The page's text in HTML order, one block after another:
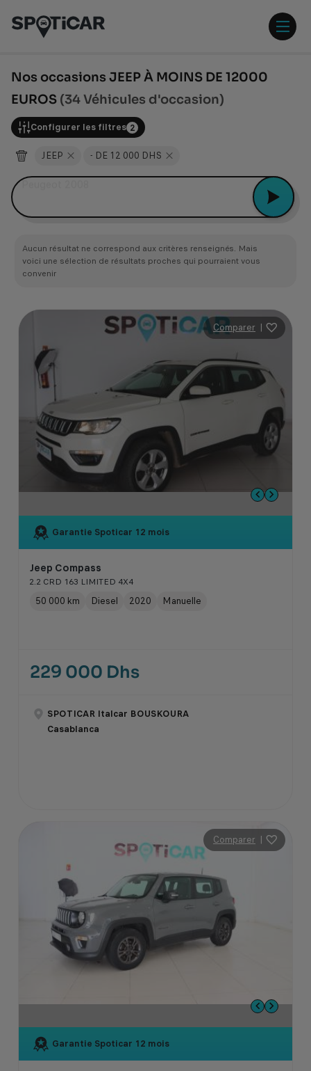
contenu
pied
Nos occasions JEEP À MOINS DE 12000
EUROS (34 Véhicules d'occasion)
Configurer les filtres 2
JEEP - DE 12 000 DHS
Aucun résultat ne correspond aux critères renseignés. Mais
voici une sélection de résultats proches qui pourraient vous
convenir
Comparer |
Garantie Spoticar 12 mois
Jeep Compass
2.2 CRD 163 LIMITED 4X4
50 000 km Diesel 2020 Manuelle
229 000 Dhs
SPOTICAR Italcar BOUSKOURA
Casablanca
Comparer |
Garantie Spoticar 12 mois